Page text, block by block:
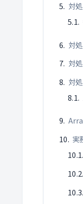
対
対
対
対
実